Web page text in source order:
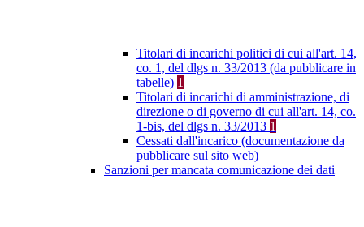
Titolari di incarichi politici di cui all'art. 14,
co. 1, del dlgs n. 33/2013 (da pubblicare in
tabelle) 1
Titolari di incarichi di amministrazione, di
direzione o di governo di cui all'art. 14, co.
1-bis, del dlgs n. 33/2013 1
Cessati dall'incarico (documentazione da
pubblicare sul sito web)
Sanzioni per mancata comunicazione dei dati